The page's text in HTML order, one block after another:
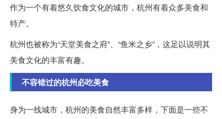
作为一个有着悠久饮食文化的城市，杭州有着众多美食和
特产。
杭州也被称为“天堂美食之府”、“鱼米之乡”，这足以说明其
美食文化的丰富有趣。
不容错过的杭州必吃美食
身为一线城市，杭州的美食自然丰富多样，下面是一些不